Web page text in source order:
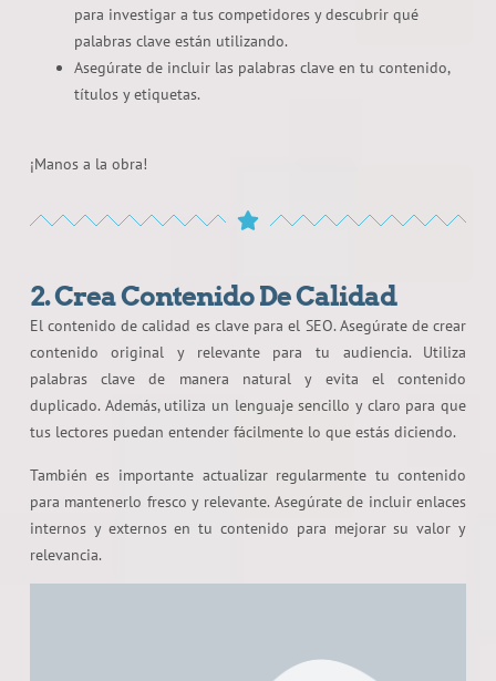
para investigar a tus competidores y descubrir qué
palabras clave están utilizando.
Asegúrate de incluir las palabras clave en tu contenido,
títulos y etiquetas.
¡Manos a la obra!
2. Crea Contenido De Calidad
El contenido de calidad es clave para el SEO. Asegúrate de crear
contenido original y relevante para tu audiencia. Utiliza
palabras clave de manera natural y evita el contenido
duplicado. Además, utiliza un lenguaje sencillo y claro para que
tus lectores puedan entender fácilmente lo que estás diciendo.
También es importante actualizar regularmente tu contenido
para mantenerlo fresco y relevante. Asegúrate de incluir enlaces
internos y externos en tu contenido para mejorar su valor y
relevancia.